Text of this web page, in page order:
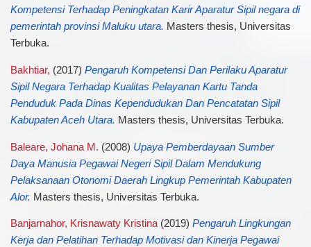
Kompetensi Terhadap Peningkatan Karir Aparatur Sipil negara di
pemerintah provinsi Maluku utara. Masters thesis, Universitas
Terbuka.
Bakhtiar, (2017) Pengaruh Kompetensi Dan Perilaku Aparatur
Sipil Negara Terhadap Kualitas Pelayanan Kartu Tanda
Penduduk Pada Dinas Kependudukan Dan Pencatatan Sipil
Kabupaten Aceh Utara. Masters thesis, Universitas Terbuka.
Baleare, Johana M. (2008) Upaya Pemberdayaan Sumber
Daya Manusia Pegawai Negeri Sipil Dalam Mendukung
Pelaksanaan Otonomi Daerah Lingkup Pemerintah Kabupaten
Alor. Masters thesis, Universitas Terbuka.
Banjarnahor, Krisnawaty Kristina(2019) Pengaruh Lingkungan
Kerja dan Pelatihan Terhadap Motivasi dan Kinerja Pegawai